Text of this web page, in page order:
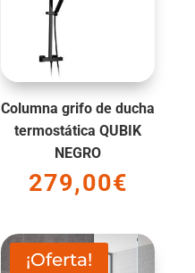
Columna grifo de ducha
termostática QUBIK
NEGRO
279,00€
¡Oferta!